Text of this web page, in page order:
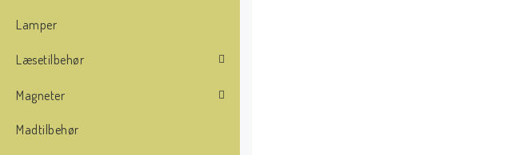
Lamper
Læsetilbehør
Magneter
Madtilbehør